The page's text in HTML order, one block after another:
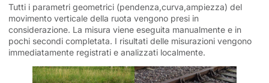
Tutti i parametri geometrici (pendenza,curva,ampiezza) del
movimento verticale della ruota vengono presi in
considerazione. La misura viene eseguita manualmente e in
pochi secondi completata. I risultati delle misurazioni vengono
immediatamente registrati e analizzati localmente.